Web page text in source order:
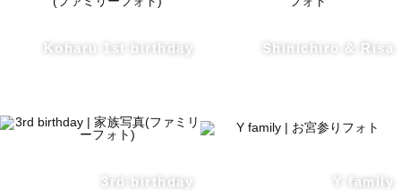
Koharu 1st birthday Shinichiro & Risa
3rd birthday Y family